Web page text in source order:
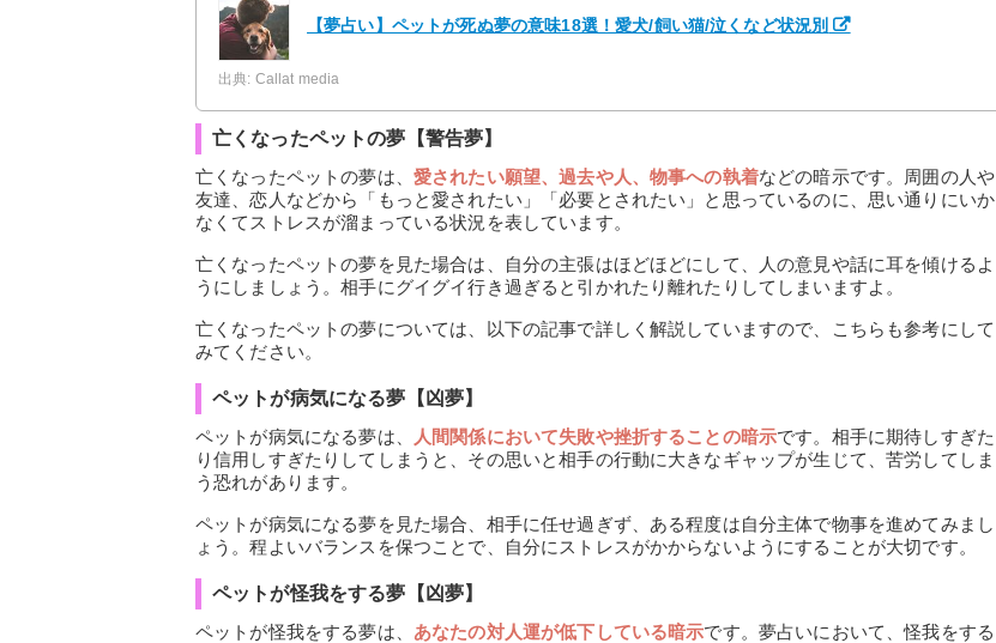
【夢占い】ペットが死ぬ夢の意味18選！愛犬/飼い猫/泣くなど状況別
出典: Callat media
亡くなったペットの夢【警告夢】
亡くなったペットの夢は、 愛されたい願望、過去や人、物事への執着などの暗示です。周囲の人や
友達、恋人などから「もっと愛されたい」「必要とされたい」と思っているのに、思い通りにいか
なくてストレスが溜まっている状況を表しています。
亡くなったペットの夢を見た場合は、自分の主張はほどほどにして、人の意見や話に耳を傾けるよ
うにしましょう。相手にグイグイ行き過ぎると引かれたり離れたりしてしまいますよ。
亡くなったペットの夢については、以下の記事で詳しく解説していますので、こちらも参考にして
みてください。
ペットが病気になる夢【凶夢】
ペットが病気になる夢は、
人間関係において失敗や挫折することの暗示です。相手に期待しすぎた
り信用しすぎたりしてしまうと、その思いと相手の行動に大きなギャップが生じて、苦労してしま
う恐れがあります。
ペットが病気になる夢を見た場合、相手に任せ過ぎず、ある程度は自分主体で物事を進めてみまし
ょう。程よいバランスを保つことで、自分にストレスがかからないようにすることが大切です。
ペットが怪我をする夢【凶夢】
ペットが怪我をする夢は、 あなたの対人運が低下している暗示です。夢占いにおいて、怪我をする